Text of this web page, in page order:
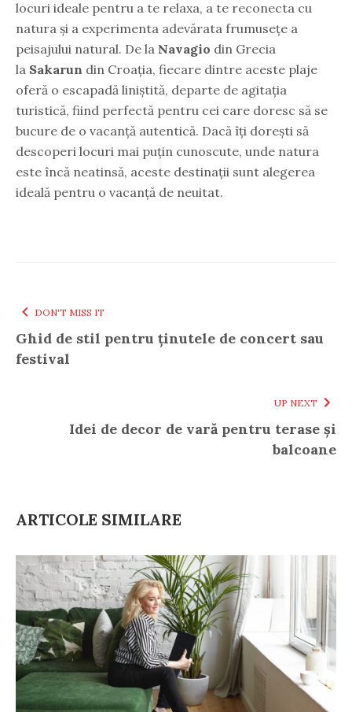
locuri ideale pentru a te relaxa, a te reconecta cu
natura și a experimenta adevărata frumusețe a
peisajului natural. De la Navagio din Grecia
la Sakarun din Croația, fiecare dintre aceste plaje
oferă o escapadă liniștită, departe de agitația
turistică, fiind perfectă pentru cei care doresc să se
bucure de o vacanță autentică. Dacă îți dorești să
descoperi locuri mai puțin cunoscute, unde natura
este încă neatinsă, aceste destinații sunt alegerea
ideală pentru o vacanță de neuitat.
DON'T MISS IT
Ghid de stil pentru ținutele de concert sau
festival
UP NEXT
Idei de decor de vară pentru terase și
balcoane
ARTICOLE SIMILARE